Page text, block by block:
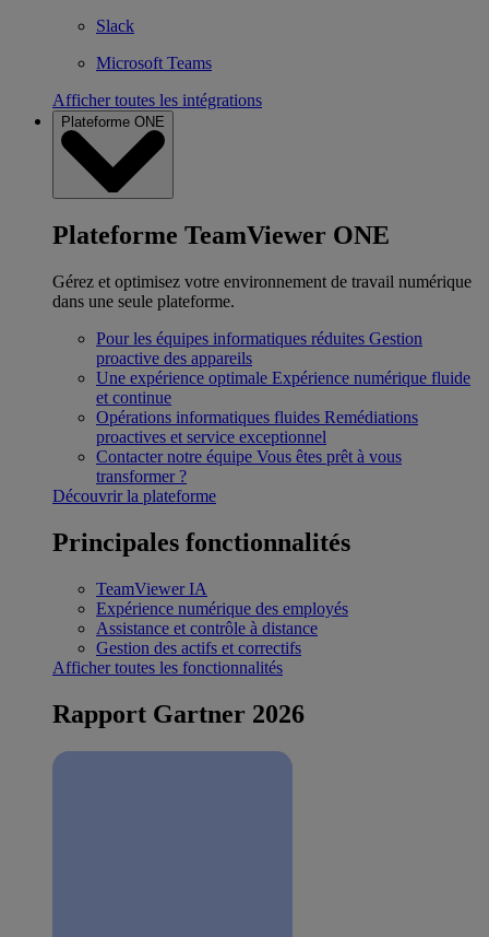
Slack
Microsoft Teams
Afficher toutes les intégrations
Plateforme ONE
Plateforme TeamViewer ONE
Gérez et optimisez votre environnement de travail numérique
dans une seule plateforme.
Pour les équipes informatiques réduites Gestion
proactive des appareils
Une expérience optimale Expérience numérique fluide
et continue
Opérations informatiques fluides Remédiations
proactives et service exceptionnel
Contacter notre équipe Vous êtes prêt à vous
transformer ?
Découvrir la plateforme
Principales fonctionnalités
TeamViewer IA
Expérience numérique des employés
Assistance et contrôle à distance
Gestion des actifs et correctifs
Afficher toutes les fonctionnalités
Rapport Gartner 2026